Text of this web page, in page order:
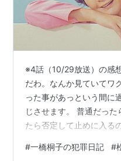
※4話（10/29放送）の感
だわ。なんか見ていてワ
った事があっという間に
じさせます。 普通だっ
たら否定して止めに入る
かり。 そこも面白いんで
#一橋桐子の犯罪日記 #